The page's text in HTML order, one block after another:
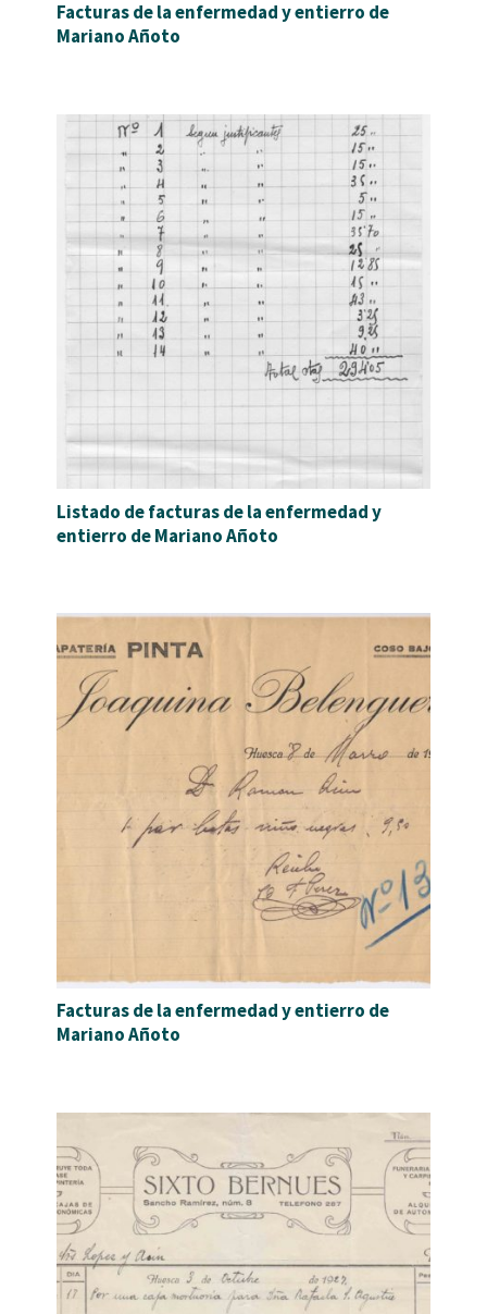
Facturas de la enfermedad y entierro de
Mariano Añoto
Listado de facturas de la enfermedad y
entierro de Mariano Añoto
Facturas de la enfermedad y entierro de
Mariano Añoto